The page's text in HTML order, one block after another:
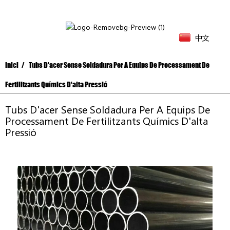
中文
Inici Tubs D'acer Sense Soldadura Per A Equips De Processament De
Fertilitzants Químics D'alta Pressió
Tubs D'acer Sense Soldadura Per A Equips De
Processament De Fertilitzants Químics D'alta
Pressió